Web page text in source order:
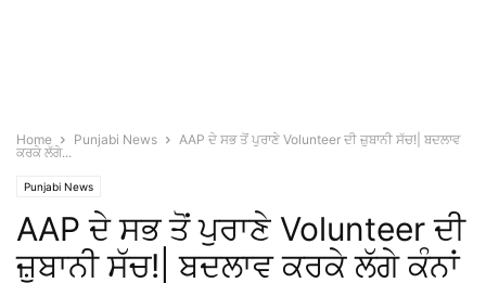
Home Punjabi News
AAP ਦੇ ਸਭ ਤੋਂ ਪੁਰਾਣੇ Volunteer ਦੀ ਜ਼ੁਬਾਨੀ ਸੱਚ!| ਬਦਲਾਵ
ਕਰਕੇ ਲੱਗੇ...
Punjabi News
AAP ਦੇ ਸਭ ਤੋਂ ਪੁਰਾਣੇ Volunteer ਦੀ
ਜ਼ੁਬਾਨੀ ਸੱਚ!| ਬਦਲਾਵ ਕਰਕੇ ਲੱਗੇ ਕੰਨਾਂ